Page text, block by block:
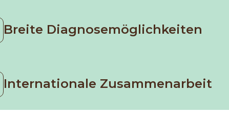
Breite Diagnosemöglichkeiten
Internationale Zusammenarbeit